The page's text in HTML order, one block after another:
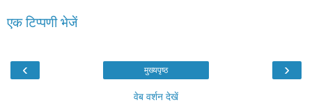
एक टिप्पणी भेजें
‹ ›
मुख्यपृष्ठ
वेब वर्शन देखें